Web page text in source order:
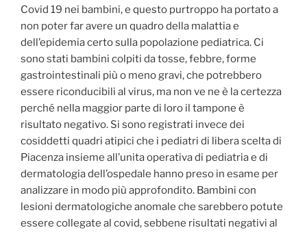
Covid 19 nei bambini, e questo purtroppo ha portato a
non poter far avere un quadro della malattia e
dell’epidemia certo sulla popolazione pediatrica. Ci
sono stati bambini colpiti da tosse, febbre, forme
gastrointestinali più o meno gravi, che potrebbero
essere riconducibili al virus, ma non ve ne è la certezza
perché nella maggior parte di loro il tampone è
risultato negativo. Si sono registrati invece dei
cosiddetti quadri atipici che i pediatri di libera scelta di
Piacenza insieme all’unita operativa di pediatria e di
dermatologia dell’ospedale hanno preso in esame per
analizzare in modo più approfondito. Bambini con
lesioni dermatologiche anomale che sarebbero potute
essere collegate al covid, sebbene risultati negativi al